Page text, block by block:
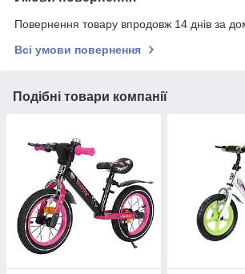
Повернення товару впродовж 14 днів за
Всі умови повернення
Подібні товари компанії